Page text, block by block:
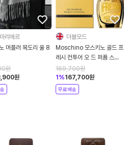
리에르
머플러 목도리 울 8
원
원
더블모드
Moschino 모스키노 골드 프
레시 컨투어 오 드 퍼퓸 스프
레이 100ml
169,700원
1 %167,700원
무료배송